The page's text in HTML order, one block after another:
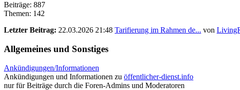
Beiträge: 887
Themen: 142
Letzter Beitrag: 22.03.2026 21:48 Tarifierung im Rahmen de... von
Allgemeines und Sonstiges
Ankündigungen/Informationen
Ankündigungen und Informationen zu öffentlicher-dienst.info
nur für Beiträge durch die Foren-Admins und Moderatoren